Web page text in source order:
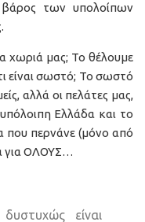
βάρος των υπολοίπων
χωριά μας; Το θέλουμε
είναι σωστό; Το σωστό
αλλά οι πελάτες μας,
Ελλάδα και το
που περνάνε (μόνο από
για ΟΛΟΥΣ…
είναι